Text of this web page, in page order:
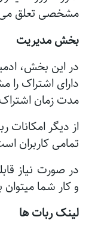
مشخصی تعلق
بخش مدیریت
در این بخش،
دارای اشتراک را
مدت زمان
از دیگر امکانات
تمامی کاربران
در صورت نیاز
و کار شما
لینک ربات ها